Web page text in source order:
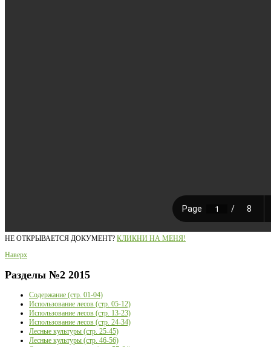
НЕ ОТКРЫВАЕТСЯ ДОКУМЕНТ? КЛИКНИ НА МЕНЯ!
Наверх
Разделы №2 2015
Содержание (стр. 01-04)
Использование лесов (стр. 05-12)
Использование лесов (стр. 13-23)
Использование лесов (стр. 24-34)
Лесные культуры (стр. 25-45)
Лесные культуры (стр. 46-56)